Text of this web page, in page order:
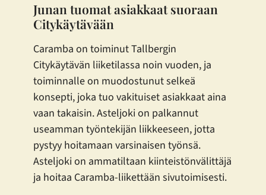
Junan tuomat asiakkaat suoraan
Citykäytävään
Caramba on toiminut Tallbergin
Citykäytävän liiketilassa noin vuoden, ja
toiminnalle on muodostunut selkeä
konsepti, joka tuo vakituiset asiakkaat aina
vaan takaisin. Asteljoki on palkannut
useamman työntekijän liikkeeseen, jotta
pystyy hoitamaan varsinaisen työnsä.
Asteljoki on ammatiltaan kiinteistönvälittäjä
ja hoitaa Caramba-liikettään sivutoimisesti.